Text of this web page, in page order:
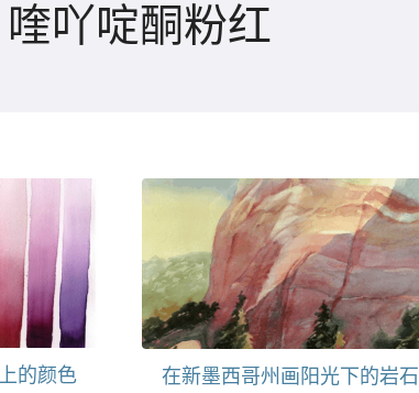
喹吖啶酮粉红
的颜色 在新墨西哥州画阳光下的岩石